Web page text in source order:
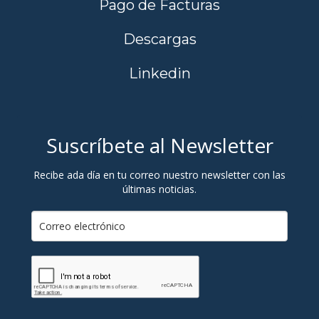
Pago de Facturas
Descargas
Linkedin
Suscríbete al Newsletter
Recibe ada día en tu correo nuestro newsletter con las
últimas noticias.